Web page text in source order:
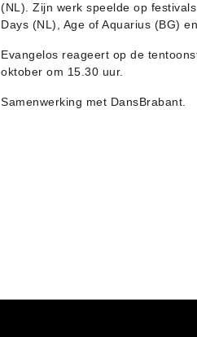
(NL). Zijn werk speelde op
Days (NL), Age of Aquarius (BG)
Evangelos reageert op de
oktober om 15.30 uur.
Samenwerking met DansBrabant.